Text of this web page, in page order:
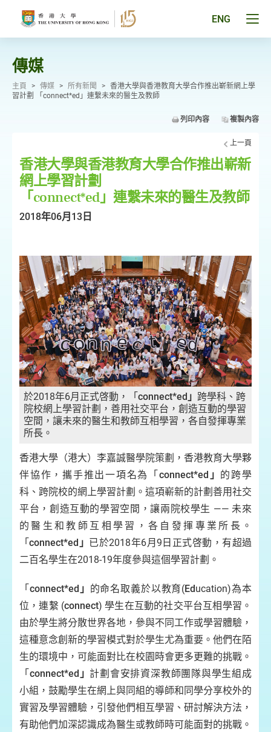
ENG
傳媒
主頁 > 傳媒 > 所有新聞 > 香港大學與香港教育大學合作推出嶄新網上學
習計劃 「connect*ed」連繫未來的醫生及教師
列印內容 複製內容
上一頁
香港大學與香港教育大學合作推出嶄新
網上學習計劃
「connect*ed」連繫未來的醫生及教師
2018年06月13日
於2018年6月正式啓動，「 connect*ed 」 跨學科、跨
院校網上學習計劃，善用社交平台，創造互動的學習
空間，讓未來的醫生和教師互相學習，各自發揮專業
所長。
香港大學（港大）李嘉誠醫學院策劃，香港教育大學夥
伴協作，攜手推出一項名為「 connect*ed 」 的跨學
科、跨院校的網上學習計劃。這項嶄新的計劃善用社交
平台，創造互動的學習空間，讓兩院校學生 —— 未來
的醫生和教師互相學習，各自發揮專業所長。
「connect*ed 」 已於2018年6月9日正式啓動，有超過
二百名學生在2018-19年度參與這個學習計劃。
「 connect*ed 」 的命名取義於以教育(Education)為本
位，連繫 (connect) 學生在互動的社交平台互相學習。
由於學生將分散世界各地，參與不同工作或學習體驗，
這種意念創新的學習模式對於學生尤為重要。他們在陌
生的環境中，可能面對比在校園時會更多更難的挑戰。
「 connect*ed 」 計劃會安排資深教師團隊與學生組成
小組，鼓勵學生在網上與同組的導師和同學分享校外的
實習及學習體驗，引發他們相互學習、研討解決方法，
有助他們加深認識成為醫生或教師時可能面對的挑戰。